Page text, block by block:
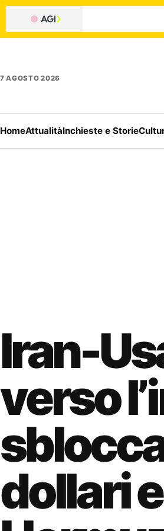
7 AGOSTO 2026
HomeAttualitàInchieste e Storie
Iran-
verso
dollari